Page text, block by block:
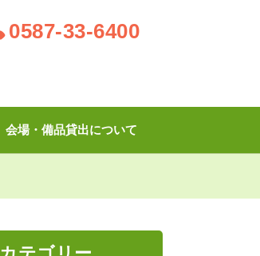
0587-33-6400
会場・備品貸出について